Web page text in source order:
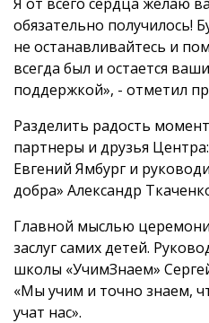
обязательно получилось!
не останавливайтесь и
всегда был и остается
поддержкой», - отметил
Разделить радость
партнеры и друзья
Евгений Ямбург и
добра» Александр
Главной мыслью
заслуг самих детей.
школы «УчимЗнаем»
«Мы учим и точно знаем,
учат нас».